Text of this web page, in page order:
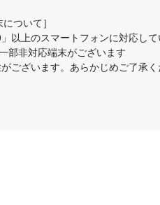
について］
以上のスマートフォンに対応し
部非対応端末がございます
ございます。あらかじめご了承